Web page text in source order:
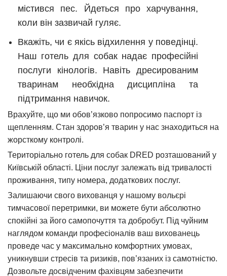
містився пес. Йдеться про харчування,
коли він зазвичай гуляє.
Вкажіть, чи є якісь відхилення у поведінці.
Наш готель для собак надає професійні
послуги кінологів. Навіть дресированим
тваринам необхідна дисципліна та
підтримання навичок.
Врахуйте, що ми обов’язково попросимо паспорт із
щепленням. Стан здоров’я тварин у нас знаходиться на
жорсткому контролі.
Територіально готель для собак DRED розташований у
Київській області. Ціни послуг залежать від тривалості
проживання, типу номера, додаткових послуг.
Залишаючи свого вихованця у нашому вольєрі
тимчасової перетримки, ви можете бути абсолютно
спокійні за його самопочуття та добробут. Під чуйним
наглядом команди професіоналів ваш вихованець
проведе час у максимально комфортних умовах,
уникнувши стресів та ризиків, пов’язаних із самотністю.
Дозвольте досвідченим фахівцям забезпечити